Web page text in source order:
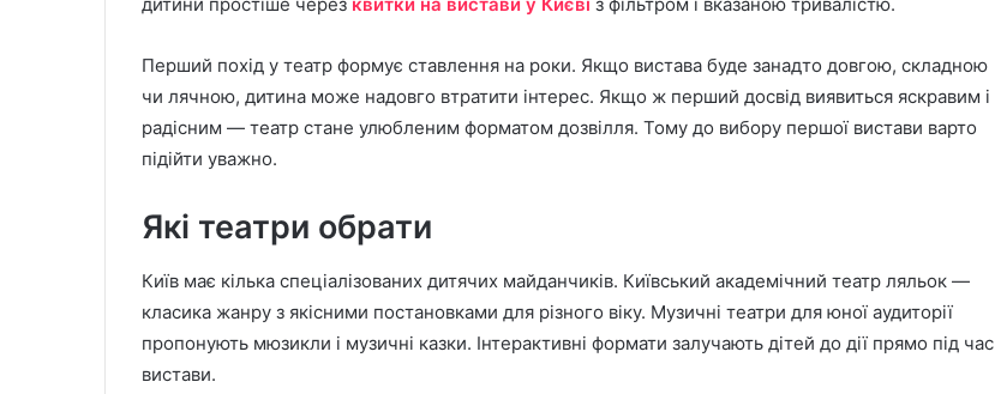
Перший похід у театр формує ставлення на роки. Якщо вистава буде занадто довгою, складною
чи лячною, дитина може надовго втратити інтерес. Якщо ж перший досвід виявиться яскравим і
радісним — театр стане улюбленим форматом дозвілля. Тому до вибору першої вистави варто
підійти уважно.
Які театри обрати
Київ має кілька спеціалізованих дитячих майданчиків. Київський академічний театр ляльок —
класика жанру з якісними постановками для різного віку. Музичні театри для юної аудиторії
пропонують мюзикли і музичні казки. Інтерактивні формати залучають дітей до дії прямо під час
вистави.